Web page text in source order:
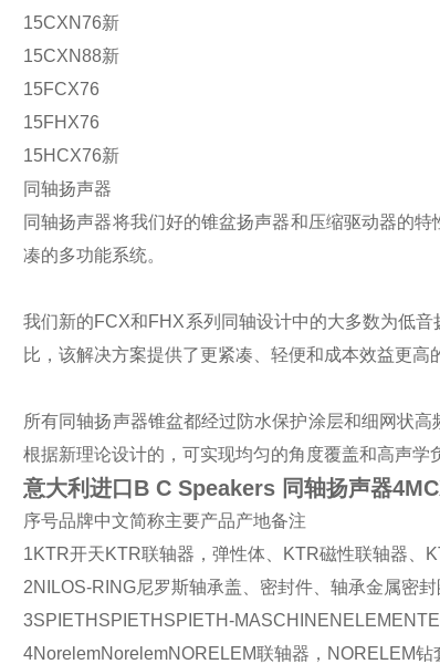
15CXN76新
15CXN88新
15FCX76
15FHX76
15HCX76新
同轴扬声器
同轴扬声器将我们好的锥盆扬声器和压缩驱动器的
凑的多功能系统。
我们新的FCX和FHX系列同轴设计中的大多数为低
比，该解决方案提供了更紧凑、轻便和成本效益更高
所有同轴扬声器锥盆都经过防水保护涂层和细网状
根据新理论设计的，可实现均匀的角度覆盖和高声学
意大利进口B C Speakers 同轴扬声器
序号品牌中文简称主要产品产地备注
1KTR开天KTR联轴器，弹性体、KTR磁性联轴器、
2NILOS-RING尼罗斯轴承盖、密封件、轴承金属密
3SPIETH SPIETH SPIETH-
4NorelemNorelemNORELEM联轴器，NORELEM